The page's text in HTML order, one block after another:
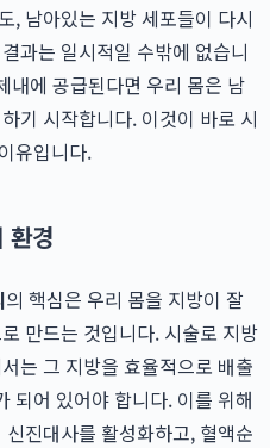
, 남아있는 지방 세포들이 다시
과는 일시적일 수밖에 없습니
내에 공급된다면 우리 몸은 남
기 시작합니다. 이것이 바로 시
유입니다.
환경
의 핵심은 우리 몸을 지방이 잘
만드는 것입니다. 시술로 지방
는 그 지방을 효율적으로 배출
되어 있어야 합니다. 이를 위해
진대사를 활성화하고, 혈액순